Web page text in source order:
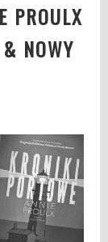
PROULX
NOWY